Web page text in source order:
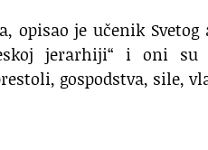
opisao je učenik
jerarhiji“ i oni su
gospodstva, sile,